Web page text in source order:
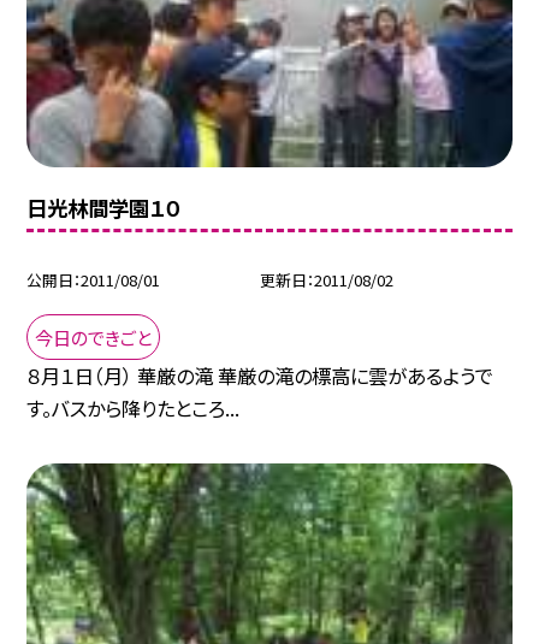
日光林間学園１０
公開日 2011/08/01 更新日 2011/08/02
今日のできごと
８月１日（月） 華厳の滝 華厳の滝の標高に雲があるようで
す。バスから降りたところ...